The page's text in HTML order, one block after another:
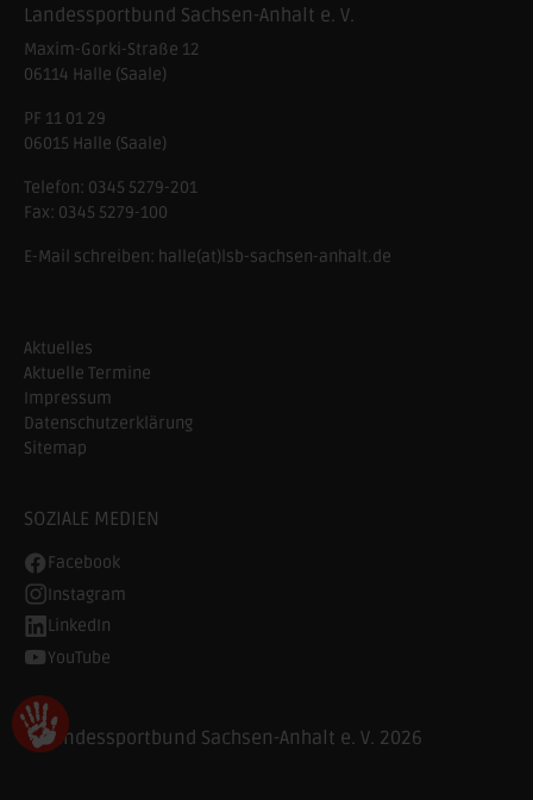
Landessportbund Sachsen-Anhalt e. V.
Maxim-Gorki-Straße 12
06114 Halle (Saale)
PF 11 01 29
06015 Halle (Saale)
Telefon: 0345 5279-201
Fax: 0345 5279-100
E-Mail schreiben: halle(at)lsb-sachsen-anhalt.de
Aktuelles
Aktuelle Termine
Impressum
Datenschutzerklärung
Sitemap
SOZIALE MEDIEN
Facebook
Instagram
LinkedIn
YouTube
© Landessportbund Sachsen-Anhalt e. V. 2026